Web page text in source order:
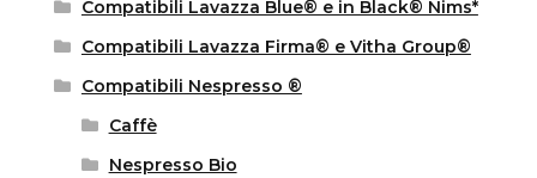
Compatibili Lavazza Blue® e in Black® Nims*
Compatibili Lavazza Firma® e Vitha Group®
Compatibili Nespresso ®
Caffè
Nespresso Bio